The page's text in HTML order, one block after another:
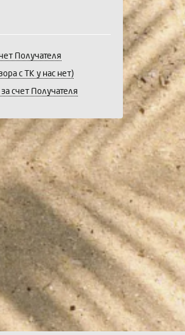
Получателя
с ТК у нас нет)
счет Получателя